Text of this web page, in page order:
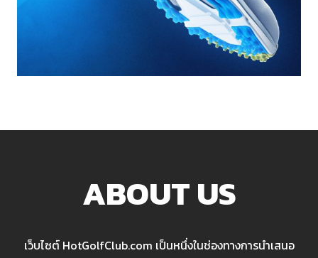
ABOUT US
เว็บไซต์ HotGolfClub.com เป็นหนึ่งในช่องทางการนำเสนอ